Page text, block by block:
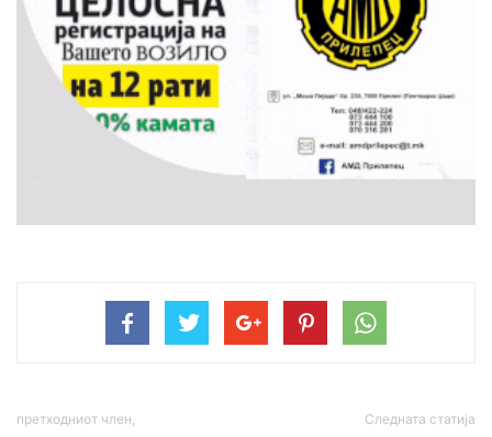
претходниот член, Следната статија